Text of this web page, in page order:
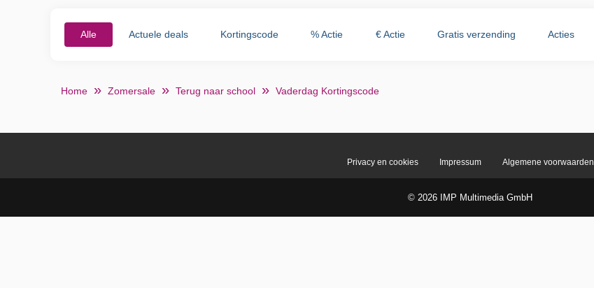
Alle Actuele deals Kortingscode % Actie € Actie Gratis verzending Acties
Home Zomersale Terug naar school Vaderdag Kortingscode
Privacy en cookies Impressum Algemene voorwaarden
© 2026 IMP Multimedia GmbH